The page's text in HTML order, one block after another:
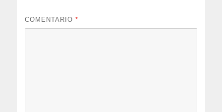
COMENTARIO*